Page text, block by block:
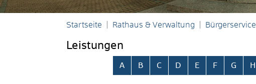
Startseite Rathaus & Verwaltung Bürgerservice
Leistungen
Alphabetisches Register überspringen
A B C D E F G H